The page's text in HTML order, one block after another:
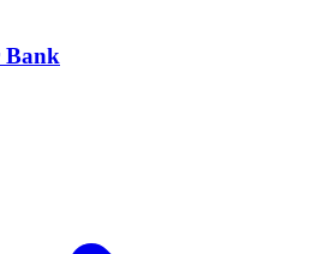
Bank